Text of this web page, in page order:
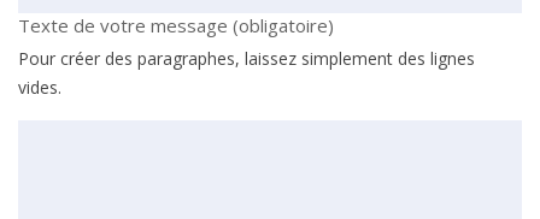
Texte de votre message (obligatoire)
Pour créer des paragraphes, laissez simplement des lignes
vides.